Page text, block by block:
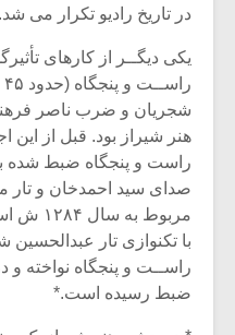
در تاریخ رادیو تکرار می شد.
یکی دیگــر از کارهای
هنر شیراز بود. قبل از این
صدای سید احمدخان و تار
مربوط
با تکنوازی تار عبدالحسین
راســت و پنجگاه نواخته و در
ضبط رسیده است.*